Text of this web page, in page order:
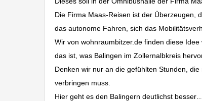
Die Firma Maas-Reisen ist der Überzeugen,
das autonome Fahren, sich das
Wir von wohnraumbitzer.de finden diese
das ist, was Balingen im Zollernalbkreis
Denken wir nur an die gefühlten Stunden,
verbringen muss.
Hier geht es den Balingern deutlichst besser…